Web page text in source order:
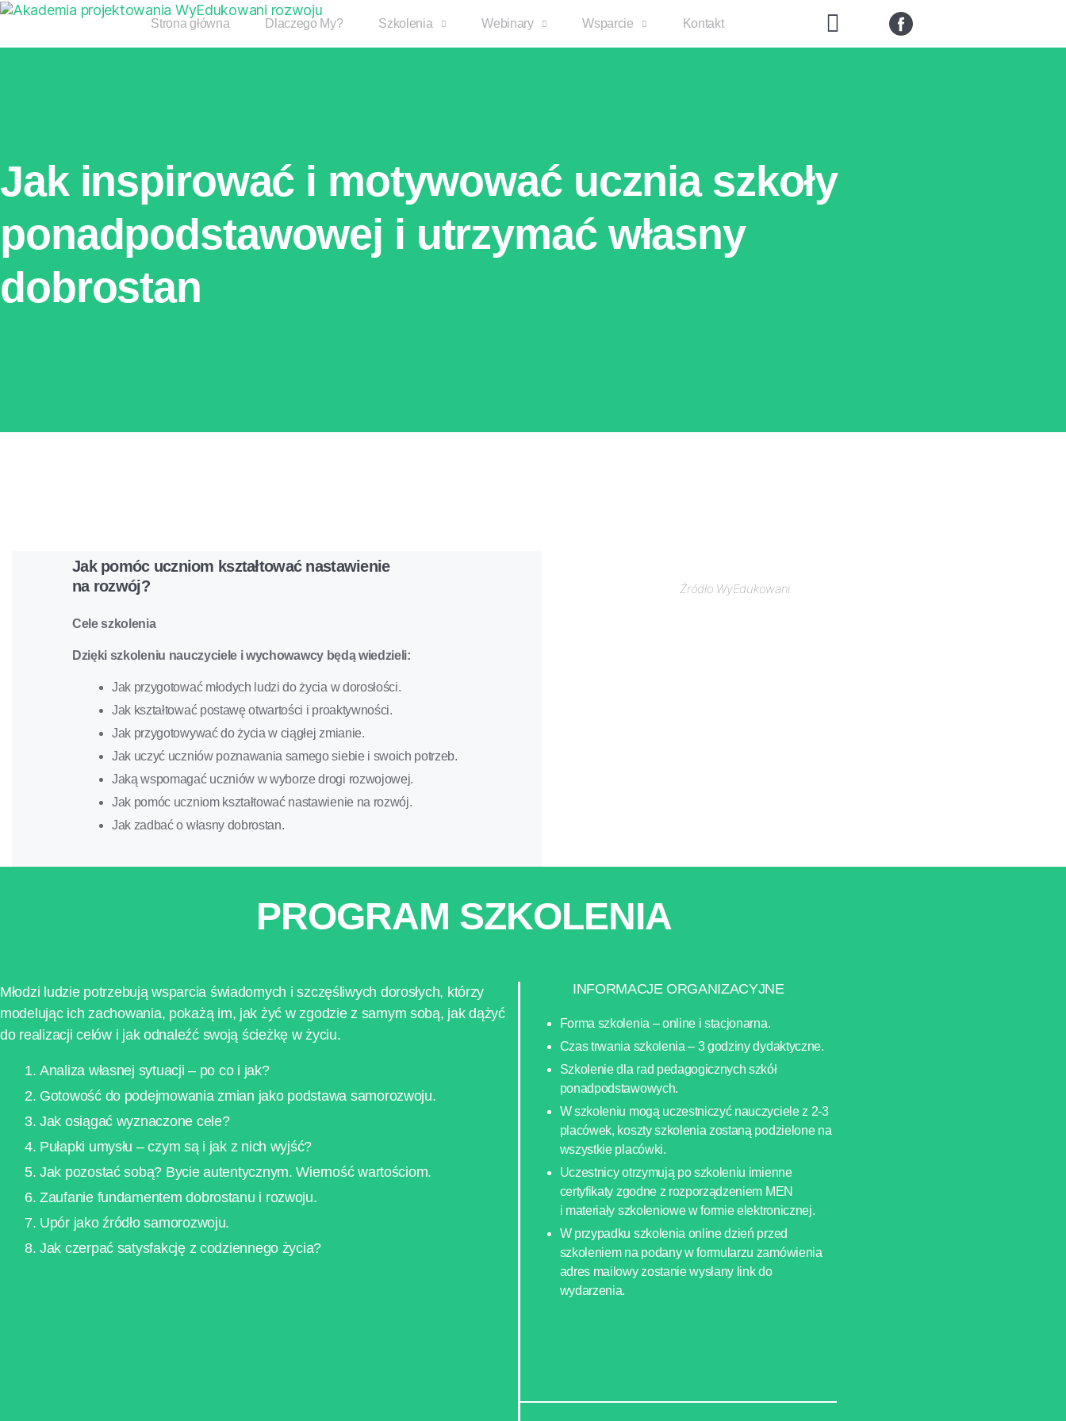
Strona główna Dlaczego My? Szkolenia Webinary Wsparcie Kontakt
Jak inspirować i motywować ucznia szkoły
ponadpodstawowej i utrzymać własny
dobrostan
Jak pomóc uczniom kształtować nastawienie
na rozwój?
Cele szkolenia
Dzięki szkoleniu nauczyciele i wychowawcy będą wiedzieli:
Jak przygotować młodych ludzi do życia w dorosłości.
Jak kształtować postawę otwartości i proaktywności.
Jak przygotowywać do życia w ciągłej zmianie.
Jak uczyć uczniów poznawania samego siebie i swoich potrzeb.
Jaką wspomagać uczniów w wyborze drogi rozwojowej.
Jak pomóc uczniom kształtować nastawienie na rozwój.
Jak zadbać o własny dobrostan.
Źródło WyEdukowani
PROGRAM SZKOLENIA
Młodzi ludzie potrzebują wsparcia świadomych i szczęśliwych dorosłych, którzy
modelując ich zachowania, pokażą im, jak żyć w zgodzie z samym sobą, jak dążyć
do realizacji celów i jak odnaleźć swoją ścieżkę w życiu.
Analiza własnej sytuacji – po co i jak?
Gotowość do podejmowania zmian jako podstawa samorozwoju.
Jak osiągać wyznaczone cele?
Pułapki umysłu – czym są i jak z nich wyjść?
Jak pozostać sobą? Bycie autentycznym. Wierność wartościom.
Zaufanie fundamentem dobrostanu i rozwoju.
Upór jako źródło samorozwoju.
Jak czerpać satysfakcję z codziennego życia?
INFORMACJE ORGANIZACYJNE
Forma szkolenia – online i stacjonarna.
Czas trwania szkolenia – 3 godziny dydaktyczne.
Szkolenie dla rad pedagogicznych szkół
ponadpodstawowych.
W szkoleniu mogą uczestniczyć nauczyciele z 2-3
placówek, koszty szkolenia zostaną podzielone na
wszystkie placówki.
Uczestnicy otrzymują po szkoleniu imienne
certyfikaty zgodne z rozporządzeniem MEN
i materiały szkoleniowe w formie elektronicznej.
W przypadku szkolenia online dzień przed
szkoleniem na podany w formularzu zamówienia
adres mailowy zostanie wysłany link do
wydarzenia.